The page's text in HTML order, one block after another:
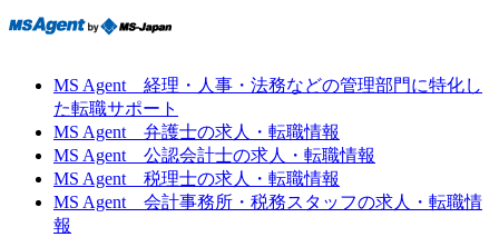
MS Agent 経理・人事・法務などの管理部門に特化し
た転職サポート
MS Agent 弁護士の求人・転職情報
MS Agent 公認会計士の求人・転職情報
MS Agent 税理士の求人・転職情報
MS Agent 会計事務所・税務スタッフの求人・転職情
報